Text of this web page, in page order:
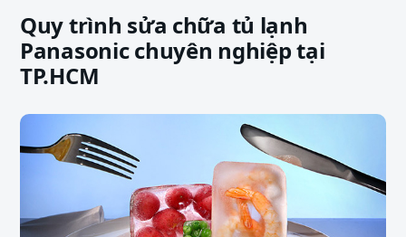
Quy trình sửa chữa tủ lạnh
Panasonic chuyên nghiệp tại
TP.HCM